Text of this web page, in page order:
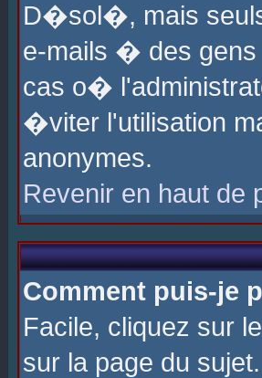
D�sol�, mais
e-mails � des
cas o�
�viter l'utilisation
anonymes.
Revenir en haut de
Comment puis-je
Facile, cliquez sur
sur la page du